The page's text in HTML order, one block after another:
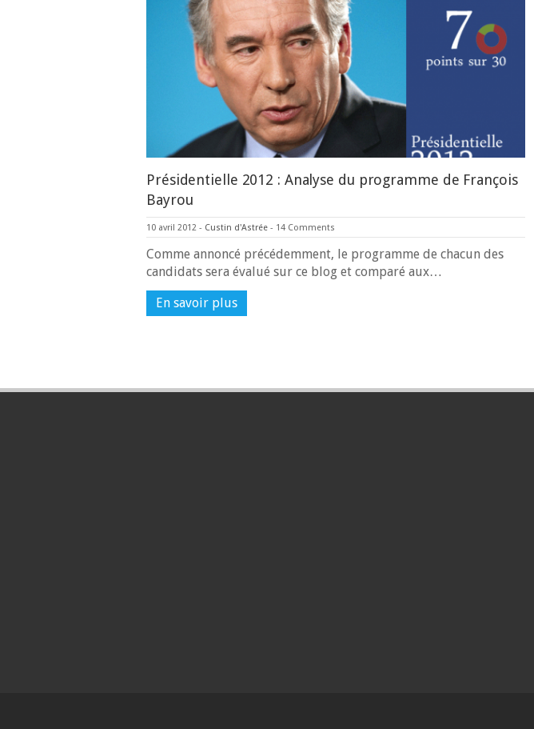
Présidentielle 2012 : Analyse du programme de François
Bayrou
10 avril 2012 - Custin d'Astrée - 14 Comments
Comme annoncé précédemment, le programme de chacun des
candidats sera évalué sur ce blog et comparé aux…
En savoir plus